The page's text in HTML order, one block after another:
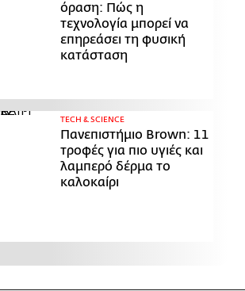
όραση: Πώς η
τεχνολογία μπορεί να
επηρεάσει τη φυσική
κατάσταση
ΤECH & SCIENCE
Πανεπιστήμιο Brown: 11
τροφές για πιο υγιές και
λαμπερό δέρμα το
καλοκαίρι